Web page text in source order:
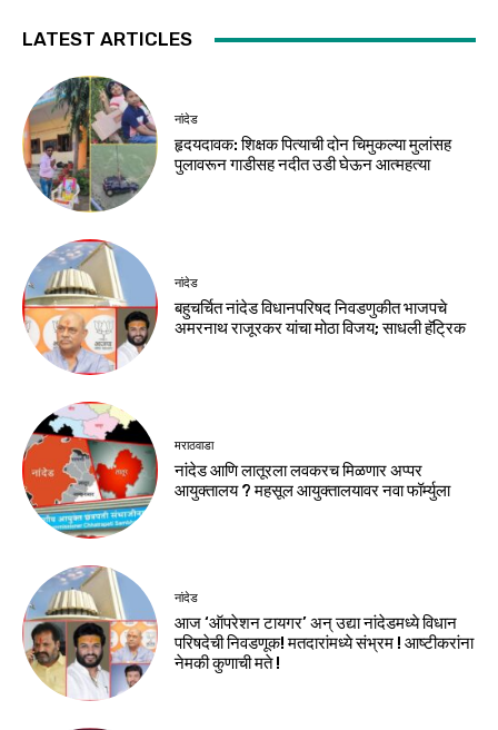
LATEST ARTICLES
नांदेड
हृदयदावक: शिक्षक पित्याची दोन चिमुकल्या मुलांसह
पुलावरून गाडीसह नदीत उडी घेऊन आत्महत्या
नांदेड
बहुचर्चित नांदेड विधानपरिषद निवडणुकीत भाजपचे
अमरनाथ राजूरकर यांचा मोठा विजय; साधली हॅट्रिक
मराठवाडा
नांदेड आणि लातूरला लवकरच मिळणार अप्पर
आयुक्तालय ? महसूल आयुक्तालयावर नवा फॉर्म्युला
नांदेड
आज ‘ऑपरेशन टायगर’ अन् उद्या नांदेडमध्ये विधान
परिषदेची निवडणूक! मतदारांमध्ये संभ्रम ! आष्टीकरांना
नेमकी कुणाची मते !